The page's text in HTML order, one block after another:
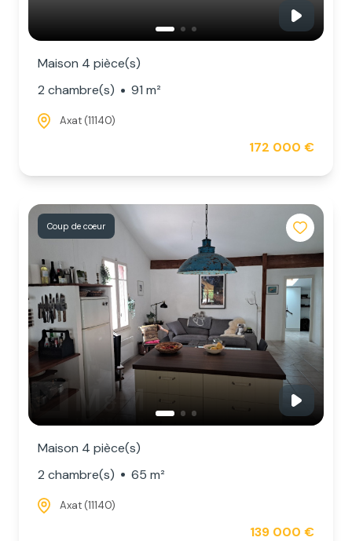
Maison 4 pièce(s)
2 chambre(s)
91 m²
Axat (11140)
172 000 €
Coup de coeur
Maison 4 pièce(s)
2 chambre(s)
65 m²
Axat (11140)
139 000 €